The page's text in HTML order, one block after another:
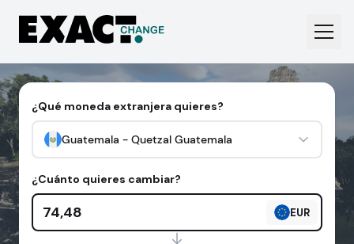
¿Qué moneda extranjera quieres?
Guatemala - Quetzal Guatemala
¿Cuánto quieres cambiar?
Cantidad en euros
EUR